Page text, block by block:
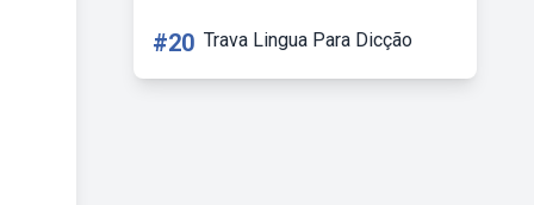
#20 Trava Lingua Para Dicção